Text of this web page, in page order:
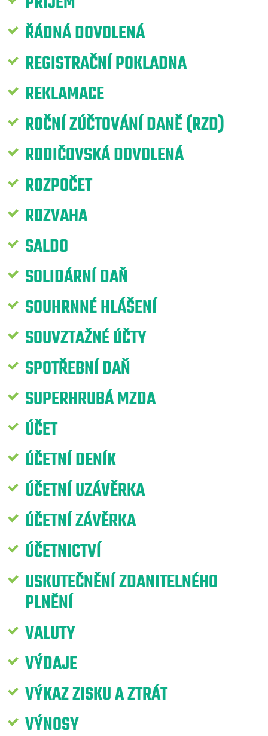
ŘÁDNÁ DOVOLENÁ
REGISTRAČNÍ POKLADNA
REKLAMACE
ROČNÍ ZÚČTOVÁNÍ DANĚ (RZD)
RODIČOVSKÁ DOVOLENÁ
ROZPOČET
ROZVAHA
SALDO
SOLIDÁRNÍ DAŇ
SOUHRNNÉ HLÁŠENÍ
SOUVZTAŽNÉ ÚČTY
SPOTŘEBNÍ DAŇ
SUPERHRUBÁ MZDA
ÚČET
ÚČETNÍ DENÍK
ÚČETNÍ UZÁVĚRKA
ÚČETNÍ ZÁVĚRKA
ÚČETNICTVÍ
USKUTEČNĚNÍ ZDANITELNÉHO
PLNĚNÍ
VALUTY
VÝDAJE
VÝKAZ ZISKU A ZTRÁT
VÝNOSY